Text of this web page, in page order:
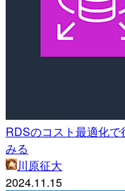
RDSのコスト最適化
みる
川原征大
2024.11.15